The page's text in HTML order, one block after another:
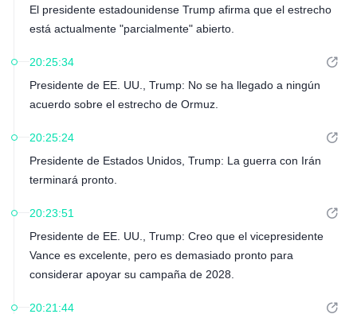
El presidente estadounidense Trump afirma que el estrecho
está actualmente "parcialmente" abierto.
20:25:34
Presidente de EE. UU., Trump: No se ha llegado a ningún
acuerdo sobre el estrecho de Ormuz.
20:25:24
Presidente de Estados Unidos, Trump: La guerra con Irán
terminará pronto.
20:23:51
Presidente de EE. UU., Trump: Creo que el vicepresidente
Vance es excelente, pero es demasiado pronto para
considerar apoyar su campaña de 2028.
20:21:44